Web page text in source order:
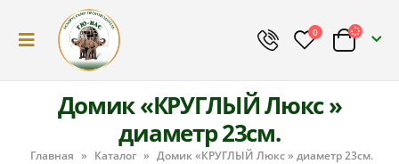
0
Домик «КРУГЛЫЙ Люкс »
диаметр 23см.
Главная » Каталог » Домик «КРУГЛЫЙ Люкс » диаметр 23см.